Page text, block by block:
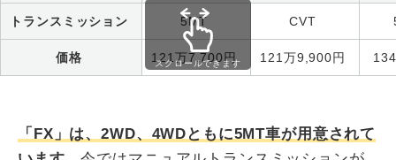
トランスミッション 5MT CVT
価格 121万7,700円 121万9,900円
スクロールできます
「FX」は、2WD、4WDともに5MT車が用意されて